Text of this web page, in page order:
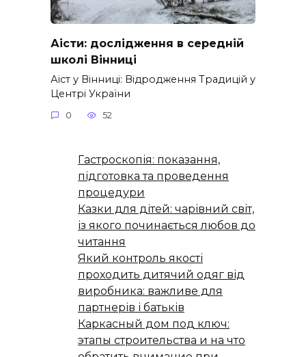
Аісти: дослідження в середній
школі Вінниці
Аіст у Вінниці: Відродження Традицій у
Центрі України
0 52
Гастроскопія: показання,
підготовка та проведення
процедури
Казки для дітей: чарівний світ,
із якого починається любов до
читання
Який контроль якості
проходить дитячий одяг від
виробника: важливе для
партнерів і батьків
Каркасный дом под ключ:
этапы строительства и на что